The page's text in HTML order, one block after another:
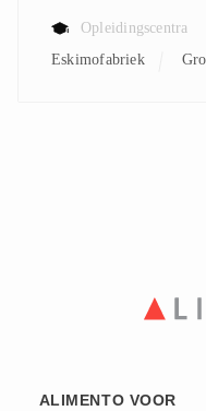
Opleidingscentra
Eskimofabriek
ALIMENTO VOOR